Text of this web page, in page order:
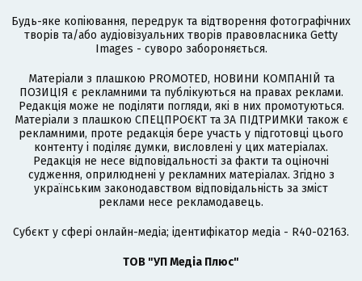
Будь-яке копіювання, передрук та відтворення фотографічних
творів та/або аудіовізуальних творів правовласника Getty
Images - суворо забороняється.
Матеріали з плашкою PROMOTED, НОВИНИ КОМПАНІЙ та
ПОЗИЦІЯ є рекламними та публікуються на правах реклами.
Редакція може не поділяти погляди, які в них промотуються.
Матеріали з плашкою СПЕЦПРОЄКТ та ЗА ПІДТРИМКИ також є
рекламними, проте редакція бере участь у підготовці цього
контенту і поділяє думки, висловлені у цих матеріалах.
Редакція не несе відповідальності за факти та оціночні
судження, оприлюднені у рекламних матеріалах. Згідно з
українським законодавством відповідальність за зміст
реклами несе рекламодавець.
Cубєкт у сфері онлайн-медіа; ідентифікатор медіа - R40-02163.
ТОВ "УП Медіа Плюс"